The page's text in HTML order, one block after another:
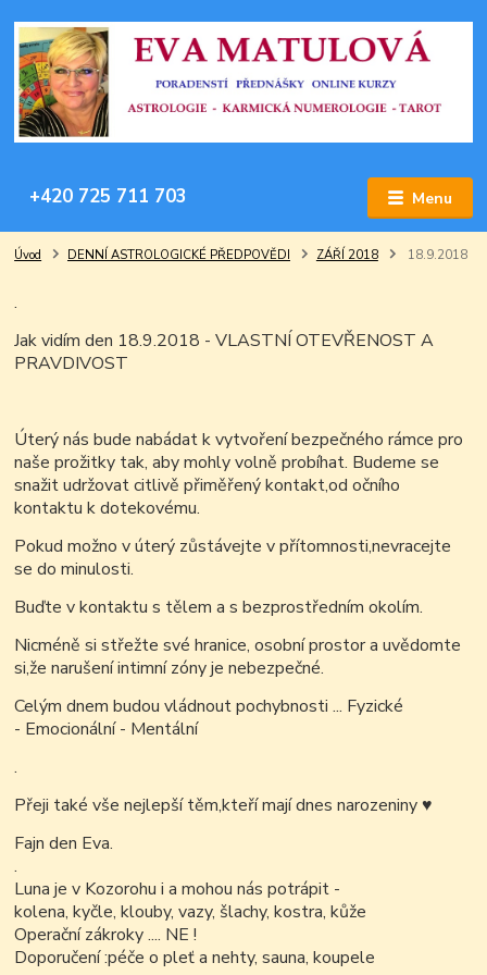
Menu
+420 725 711 703
Úvod DENNÍ ASTROLOGICKÉ PŘEDPOVĚDI ZÁŘÍ 2018 18.9.2018
.
Jak vidím den 18.9.2018 - VLASTNÍ OTEVŘENOST A
PRAVDIVOST
Úterý nás bude nabádat k vytvoření bezpečného rámce pro
naše prožitky tak, aby mohly volně probíhat. Budeme se
snažit udržovat citlivě přiměřený kontakt,od očního
kontaktu k dotekovému.
Pokud možno v úterý zůstávejte v přítomnosti,nevracejte
se do minulosti.
Buďte v kontaktu s tělem a s bezprostředním okolím.
Nicméně si střežte své hranice, osobní prostor a uvědomte
si,že narušení intimní zóny je nebezpečné.
Celým dnem budou vládnout pochybnosti ... Fyzické
- Emocionální - Mentální
.
Přeji také vše nejlepší těm,kteří mají dnes narozeniny♥
Fajn den Eva.
.
Luna je v Kozorohu i a mohou nás potrápit -
kolena, kyčle, klouby, vazy, šlachy, kostra, kůže
Operační zákroky .... NE !
Doporučení :péče o pleť a nehty, sauna, koupele